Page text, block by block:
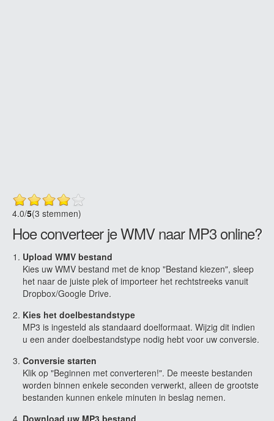
4.0/5(3 stemmen)
Hoe converteer je WMV naar MP3 online?
Upload WMV bestand
Kies uw WMV bestand met de knop "Bestand kiezen", sleep
het naar de juiste plek of importeer het rechtstreeks vanuit
Dropbox/Google Drive.
Kies het doelbestandstype
MP3 is ingesteld als standaard doelformaat. Wijzig dit indien
u een ander doelbestandstype nodig hebt voor uw conversie.
Conversie starten
Klik op "Beginnen met converteren!". De meeste bestanden
worden binnen enkele seconden verwerkt, alleen de grootste
bestanden kunnen enkele minuten in beslag nemen.
Download uw MP3 bestand